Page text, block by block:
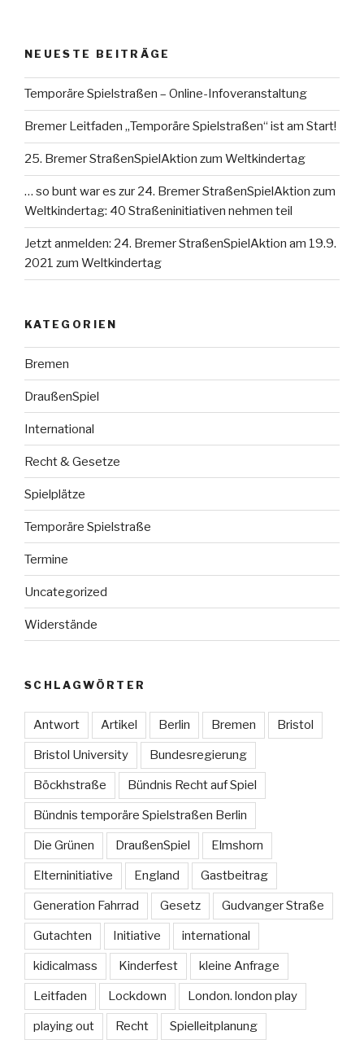
NEUESTE BEITRÄGE
Temporäre Spielstraßen – Online-Infoveranstaltung
Bremer Leitfaden „Temporäre Spielstraßen“ ist am Start!
25. Bremer StraßenSpielAktion zum Weltkindertag
… so bunt war es zur 24. Bremer StraßenSpielAktion zum
Weltkindertag: 40 Straßeninitiativen nehmen teil
Jetzt anmelden: 24. Bremer StraßenSpielAktion am 19.9.
2021 zum Weltkindertag
KATEGORIEN
Bremen
DraußenSpiel
International
Recht & Gesetze
Spielplätze
Temporäre Spielstraße
Termine
Uncategorized
Widerstände
SCHLAGWÖRTER
Antwort Artikel Berlin Bremen Bristol
Bristol University Bundesregierung
Böckhstraße Bündnis Recht auf Spiel
Bündnis temporäre Spielstraßen Berlin
Die Grünen DraußenSpiel Elmshorn
Elterninitiative England Gastbeitrag
Generation Fahrrad Gesetz Gudvanger Straße
Gutachten Initiative international
kidicalmass Kinderfest kleine Anfrage
Leitfaden Lockdown London. london play
playing out Recht Spielleitplanung